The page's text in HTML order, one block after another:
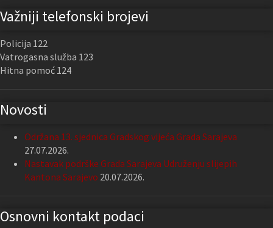
Važniji telefonski brojevi
Policija 122
Vatrogasna služba 123
Hitna pomoć 124
Novosti
Održana 13. sjednica Gradskog vijeća Grada Sarajeva
27.07.2026.
Nastavak podrške Grada Sarajeva Udruženju slijepih
Kantona Sarajevo 20.07.2026.
Osnovni kontakt podaci